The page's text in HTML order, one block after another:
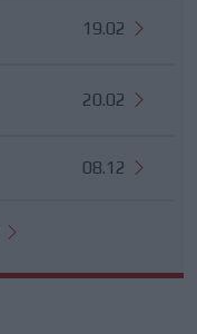
19.02
20.02
08.12